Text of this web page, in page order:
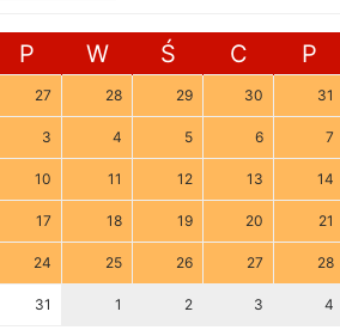
P W Ś C P
27 28 29 30 31
3 4 5 6 7
10 11 12 13 14
17 18 19 20 21
24 25 26 27 28
31 1 2 3 4